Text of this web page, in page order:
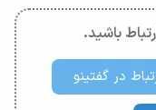
باشید.
در گفتینو